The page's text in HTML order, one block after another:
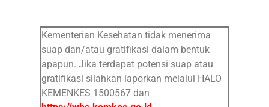
Kementerian Kesehatan tidak menerima
suap dan/atau gratifikasi dalam bentuk
apapun. Jika terdapat potensi suap atau
gratifikasi silahkan laporkan melalui HALO
KEMENKES 1500567 dan